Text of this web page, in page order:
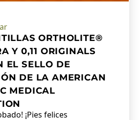
ORTHOLITE®
Y 0,11 ORIGINALS
EL SELLO DE
DE LA AMERICAN
MEDICAL
¡Pies felices